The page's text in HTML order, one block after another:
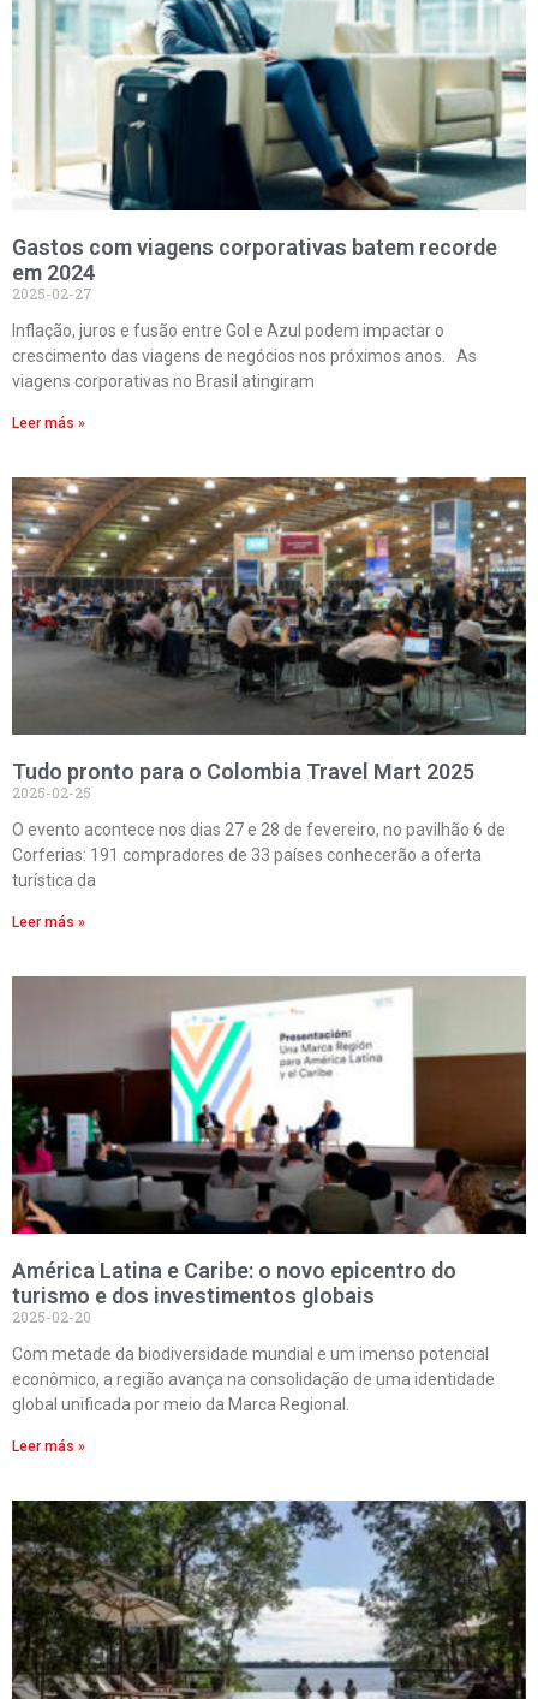
Gastos com viagens corporativas batem recorde
em 2024
2025-02-27
Inflação, juros e fusão entre Gol e Azul podem impactar o
crescimento das viagens de negócios nos próximos anos. As
viagens corporativas no Brasil atingiram
Leer más »
Tudo pronto para o Colombia Travel Mart 2025
2025-02-25
O evento acontece nos dias 27 e 28 de fevereiro, no pavilhão 6 de
Corferias: 191 compradores de 33 países conhecerão a oferta
turística da
Leer más »
América Latina e Caribe: o novo epicentro do
turismo e dos investimentos globais
2025-02-20
Com metade da biodiversidade mundial e um imenso potencial
econômico, a região avança na consolidação de uma identidade
global unificada por meio da Marca Regional.
Leer más »